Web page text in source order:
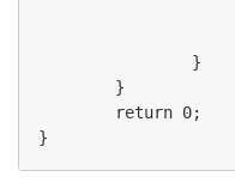
                }
        }
        return 0;